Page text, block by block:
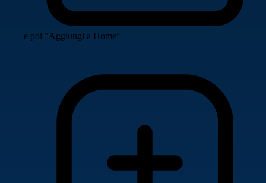
e poi "Aggiungi a Home"